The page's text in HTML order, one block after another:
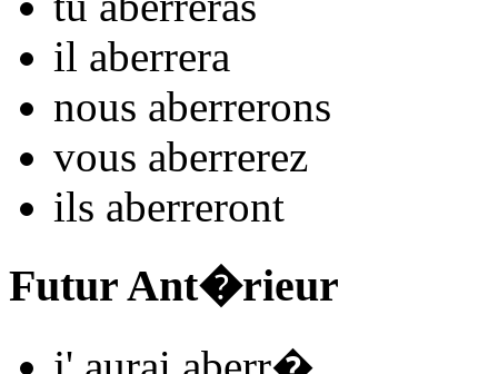
il aberrera
nous aberrerons
vous aberrerez
ils aberreront
Futur Ant�rieur